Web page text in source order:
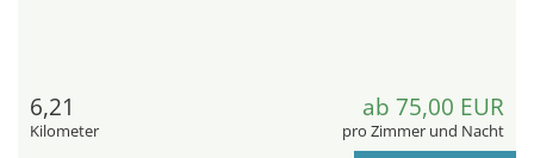
6,21
Kilometer
ab 75,00 EUR
pro Zimmer und Nacht